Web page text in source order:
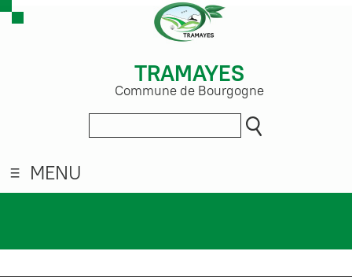
TRAMAYES
Commune de Bourgogne
MENU